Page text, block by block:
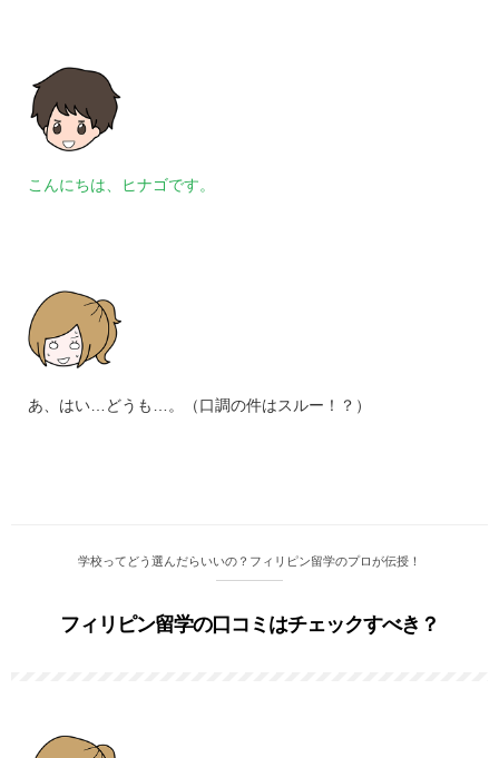
こんにちは、ヒナゴです。
あ、はい…どうも…。（口調の件はスルー！？）
学校ってどう選んだらいいの？フィリピン留学のプロが伝授！
フィリピン留学の口コミはチェックすべき？